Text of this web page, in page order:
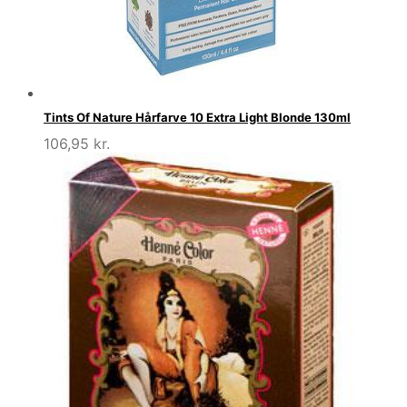
Tints Of Nature Hårfarve 10 Extra Light Blonde 130ml
106,95 kr.